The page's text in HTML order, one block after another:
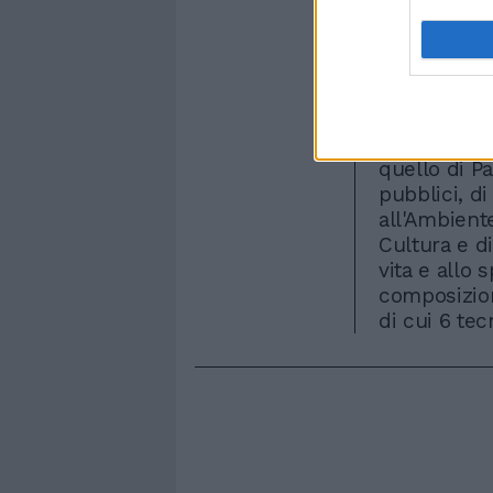
anche
Marino
i nomi
quello di
pubblici, di
Cultura e
vita e allo
di cui 6